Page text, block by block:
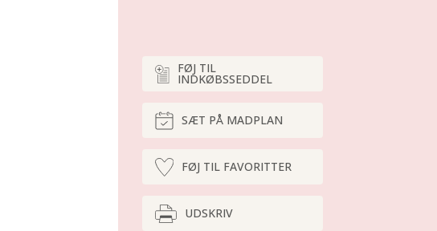
FØJ TIL
INDKØBSSEDDEL
SÆT PÅ MADPLAN
FØJ TIL FAVORITTER
UDSKRIV